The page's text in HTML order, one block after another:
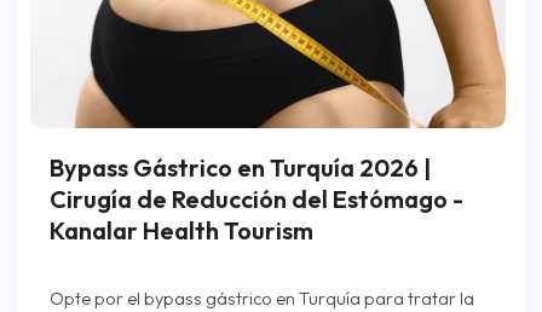
Bypass Gástrico en Turquía 2026 |
Cirugía de Reducción del Estómago -
Kanalar Health Tourism
Opte por el bypass gástrico en Turquía para tratar la